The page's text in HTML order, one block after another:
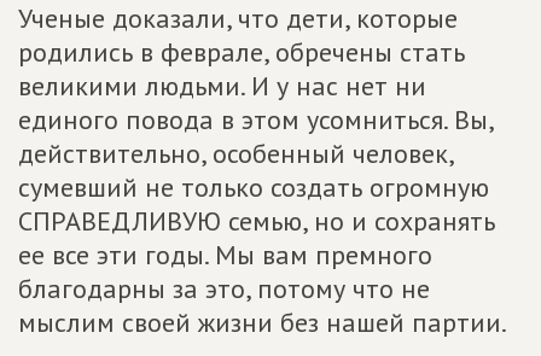
Ученые доказали, что дети, которые
родились в феврале, обречены стать
великими людьми. И у нас нет ни
единого повода в этом усомниться. Вы,
действительно, особенный человек,
сумевший не только создать огромную
СПРАВЕДЛИВУЮ семью, но и сохранять
ее все эти годы. Мы вам премного
благодарны за это, потому что не
мыслим своей жизни без нашей партии.